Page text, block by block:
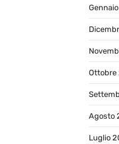
Ottobre
Agosto
Luglio